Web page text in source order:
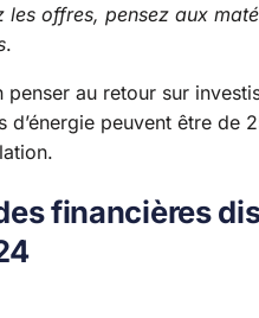
les offres, pensez aux
.
penser au retour sur
d’énergie peuvent être de
financières